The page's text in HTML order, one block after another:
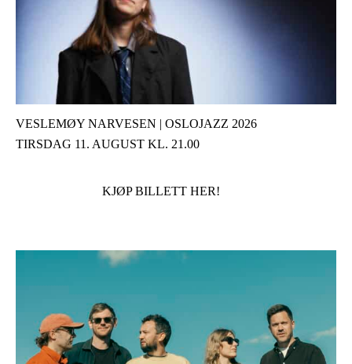
VESLEMØY NARVESEN | OSLOJAZZ 2026
TIRSDAG 11. AUGUST KL. 21.00
KJØP BILLETT HER!